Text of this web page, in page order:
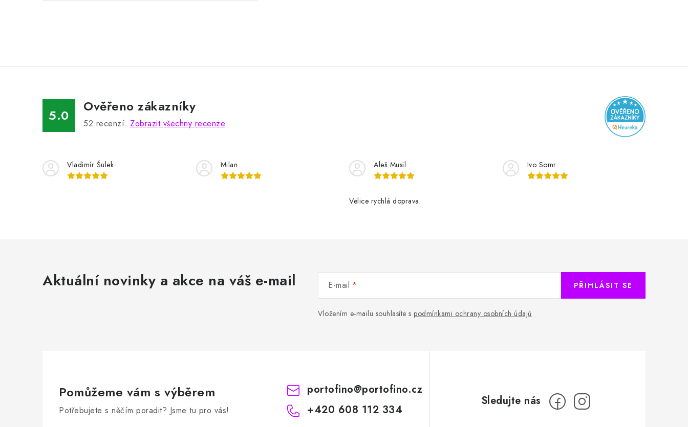
5.0
Ověřeno zákazníky
52 recenzí. Zobrazit všechny recenze
Vladimír Šulek Milan Aleš Musil
Velice rychlá doprava.
Ivo Somr
Aktuální novinky a akce na váš e-mail E-mail
Vložením e-mailu souhlasíte s podmínkami ochrany osobních údajů
PŘIHLÁSIT SE
Pomůžeme vám s výběrem
Potřebujete s něčím poradit? Jsme tu pro vás!
portofino@portofino.cz
+420 608 112 334